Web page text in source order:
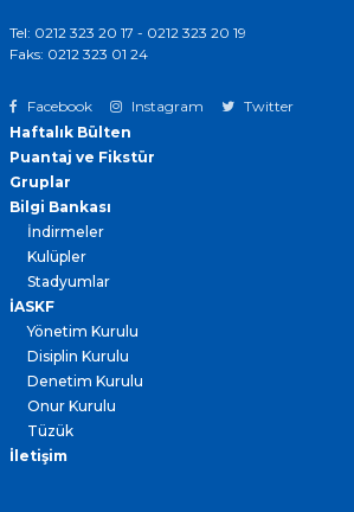
Tel: 0212 323 20 17 - 0212 323 20 19
Faks: 0212 323 01 24
Facebook Instagram
Twitter
Haftalık Bülten
Puantaj ve Fikstür
Gruplar
Bilgi Bankası
İndirmeler
Kulüpler
Stadyumlar
İASKF
Yönetim Kurulu
Disiplin Kurulu
Denetim Kurulu
Onur Kurulu
Tüzük
İletişim